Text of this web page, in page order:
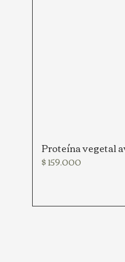
Proteína vegetal
Precio
$ 159.000